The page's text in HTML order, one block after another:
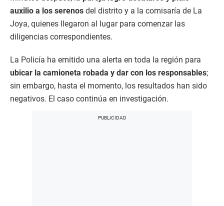
auxilio a los serenos del distrito y a la comisaría de La
Joya, quienes llegaron al lugar para comenzar las
diligencias correspondientes.
La Policía ha emitido una alerta en toda la región para
ubicar la camioneta robada y dar con los responsables;
sin embargo, hasta el momento, los resultados han sido
negativos. El caso continúa en investigación.